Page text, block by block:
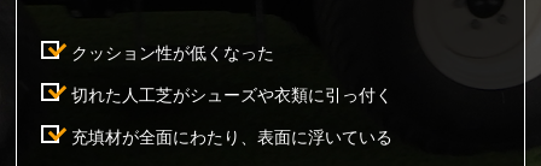
クッション性が低くなった
切れた人工芝がシューズや衣類に引っ付く
充填材が全面にわたり、表面に浮いている